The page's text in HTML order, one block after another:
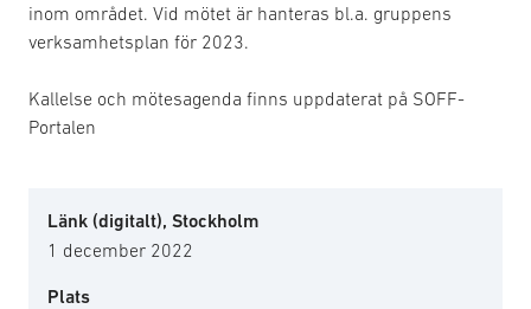
inom området. Vid mötet är hanteras bl.a. gruppens
verksamhetsplan för 2023.
Kallelse och mötesagenda finns uppdaterat på SOFF-
Portalen
Länk (digitalt), Stockholm
1 december 2022
Plats